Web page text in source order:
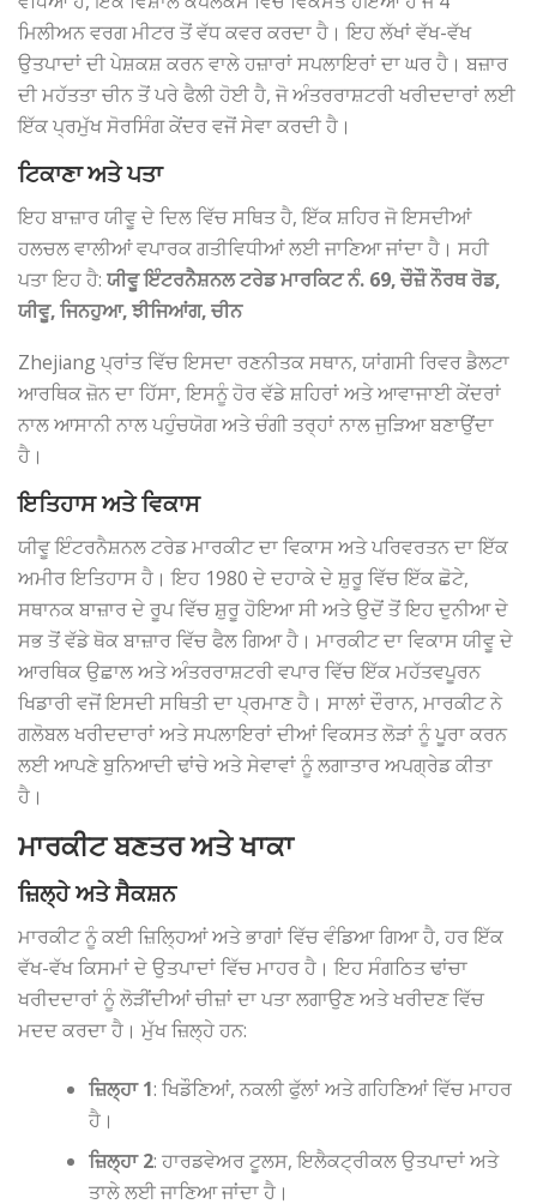
ਮਿਲੀਅਨ ਵਰਗ ਮੀਟਰ ਤੋਂ ਵੱਧ ਕਵਰ ਕਰਦਾ ਹੈ। ਇਹ ਲੱਖਾਂ ਵੱਖ-ਵੱਖ
ਉਤਪਾਦਾਂ ਦੀ ਪੇਸ਼ਕਸ਼ ਕਰਨ ਵਾਲੇ ਹਜ਼ਾਰਾਂ ਸਪਲਾਇਰਾਂ ਦਾ ਘਰ ਹੈ। ਬਜ਼ਾਰ
ਦੀ ਮਹੱਤਤਾ ਚੀਨ ਤੋਂ ਪਰੇ ਫੈਲੀ ਹੋਈ ਹੈ, ਜੋ ਅੰਤਰਰਾਸ਼ਟਰੀ ਖਰੀਦਦਾਰਾਂ ਲਈ
ਇੱਕ ਪ੍ਰਮੁੱਖ ਸੋਰਸਿੰਗ ਕੇਂਦਰ ਵਜੋਂ ਸੇਵਾ ਕਰਦੀ ਹੈ।
ਟਿਕਾਣਾ ਅਤੇ ਪਤਾ
ਇਹ ਬਾਜ਼ਾਰ ਯੀਵੂ ਦੇ ਦਿਲ ਵਿੱਚ ਸਥਿਤ ਹੈ, ਇੱਕ ਸ਼ਹਿਰ ਜੋ ਇਸਦੀਆਂ
ਹਲਚਲ ਵਾਲੀਆਂ ਵਪਾਰਕ ਗਤੀਵਿਧੀਆਂ ਲਈ ਜਾਣਿਆ ਜਾਂਦਾ ਹੈ। ਸਹੀ
ਪਤਾ ਇਹ ਹੈ: ਯੀਵੂ ਇੰਟਰਨੈਸ਼ਨਲ ਟਰੇਡ ਮਾਰਕਿਟਨੰ. 69, ਚੌਜ਼ੌ ਨੌਰਥ ਰੋਡ,
ਯੀਵੂ, ਜਿਨਹੁਆ, ਝੀਜਿਆਂਗ, ਚੀਨ
Zhejiang ਪ੍ਰਾਂਤ ਵਿੱਚ ਇਸਦਾ ਰਣਨੀਤਕ ਸਥਾਨ, ਯਾਂਗਸੀ ਰਿਵਰ ਡੈਲਟਾ
ਆਰਥਿਕ ਜ਼ੋਨ ਦਾ ਹਿੱਸਾ, ਇਸਨੂੰ ਹੋਰ ਵੱਡੇ ਸ਼ਹਿਰਾਂ ਅਤੇ ਆਵਾਜਾਈ ਕੇਂਦਰਾਂ
ਨਾਲ ਆਸਾਨੀ ਨਾਲ ਪਹੁੰਚਯੋਗ ਅਤੇ ਚੰਗੀ ਤਰ੍ਹਾਂ ਨਾਲ ਜੁੜਿਆ ਬਣਾਉਂਦਾ
ਹੈ।
ਇਤਿਹਾਸ ਅਤੇ ਵਿਕਾਸ
ਯੀਵੂ ਇੰਟਰਨੈਸ਼ਨਲ ਟਰੇਡ ਮਾਰਕੀਟ ਦਾ ਵਿਕਾਸ ਅਤੇ ਪਰਿਵਰਤਨ ਦਾ ਇੱਕ
ਅਮੀਰ ਇਤਿਹਾਸ ਹੈ। ਇਹ 1980 ਦੇ ਦਹਾਕੇ ਦੇ ਸ਼ੁਰੂ ਵਿੱਚ ਇੱਕ ਛੋਟੇ,
ਸਥਾਨਕ ਬਾਜ਼ਾਰ ਦੇ ਰੂਪ ਵਿੱਚ ਸ਼ੁਰੂ ਹੋਇਆ ਸੀ ਅਤੇ ਉਦੋਂ ਤੋਂ ਇਹ ਦੁਨੀਆ ਦੇ
ਸਭ ਤੋਂ ਵੱਡੇ ਥੋਕ ਬਾਜ਼ਾਰ ਵਿੱਚ ਫੈਲ ਗਿਆ ਹੈ। ਮਾਰਕੀਟ ਦਾ ਵਿਕਾਸ ਯੀਵੂ ਦੇ
ਆਰਥਿਕ ਉਛਾਲ ਅਤੇ ਅੰਤਰਰਾਸ਼ਟਰੀ ਵਪਾਰ ਵਿੱਚ ਇੱਕ ਮਹੱਤਵਪੂਰਨ
ਖਿਡਾਰੀ ਵਜੋਂ ਇਸਦੀ ਸਥਿਤੀ ਦਾ ਪ੍ਰਮਾਣ ਹੈ। ਸਾਲਾਂ ਦੌਰਾਨ, ਮਾਰਕੀਟ ਨੇ
ਗਲੋਬਲ ਖਰੀਦਦਾਰਾਂ ਅਤੇ ਸਪਲਾਇਰਾਂ ਦੀਆਂ ਵਿਕਸਤ ਲੋੜਾਂ ਨੂੰ ਪੂਰਾ ਕਰਨ
ਲਈ ਆਪਣੇ ਬੁਨਿਆਦੀ ਢਾਂਚੇ ਅਤੇ ਸੇਵਾਵਾਂ ਨੂੰ ਲਗਾਤਾਰ ਅਪਗ੍ਰੇਡ ਕੀਤਾ
ਹੈ।
ਮਾਰਕੀਟ ਬਣਤਰ ਅਤੇ ਖਾਕਾ
ਜ਼ਿਲ੍ਹੇ ਅਤੇ ਸੈਕਸ਼ਨ
ਮਾਰਕੀਟ ਨੂੰ ਕਈ ਜ਼ਿਲ੍ਹਿਆਂ ਅਤੇ ਭਾਗਾਂ ਵਿੱਚ ਵੰਡਿਆ ਗਿਆ ਹੈ, ਹਰ ਇੱਕ
ਵੱਖ-ਵੱਖ ਕਿਸਮਾਂ ਦੇ ਉਤਪਾਦਾਂ ਵਿੱਚ ਮਾਹਰ ਹੈ। ਇਹ ਸੰਗਠਿਤ ਢਾਂਚਾ
ਖਰੀਦਦਾਰਾਂ ਨੂੰ ਲੋੜੀਂਦੀਆਂ ਚੀਜ਼ਾਂ ਦਾ ਪਤਾ ਲਗਾਉਣ ਅਤੇ ਖਰੀਦਣ ਵਿੱਚ
ਮਦਦ ਕਰਦਾ ਹੈ। ਮੁੱਖ ਜ਼ਿਲ੍ਹੇ ਹਨ:
ਜ਼ਿਲ੍ਹਾ 1: ਖਿਡੌਣਿਆਂ, ਨਕਲੀ ਫੁੱਲਾਂ ਅਤੇ ਗਹਿਣਿਆਂ ਵਿੱਚ ਮਾਹਰ
ਹੈ।
ਜ਼ਿਲ੍ਹਾ 2: ਹਾਰਡਵੇਅਰ ਟੂਲਸ, ਇਲੈਕਟ੍ਰੀਕਲ ਉਤਪਾਦਾਂ ਅਤੇ
ਤਾਲੇ ਲਈ ਜਾਣਿਆ ਜਾਂਦਾ ਹੈ।